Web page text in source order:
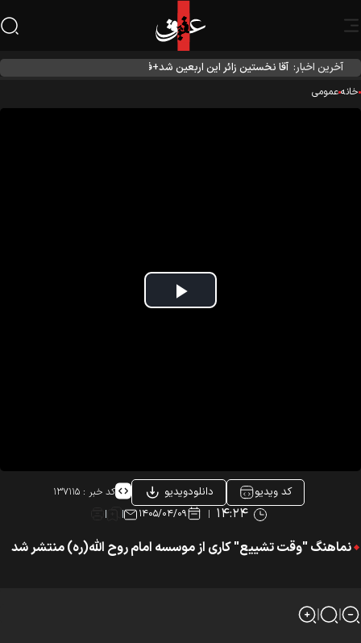
آخرین اخبار: آقا نخستین زائر این اربعین شد+فیلم
عمومی
Play
کد ویدیو دانلودویدیو کد خبر : ۱۳۷۱۱۵
۱۴:۲۴ ۱۴۰۵/۰۴/۰۹
نماهنگ "وقت تشییع" کاری از موسسه امام روح الله(ره) منتشر شد